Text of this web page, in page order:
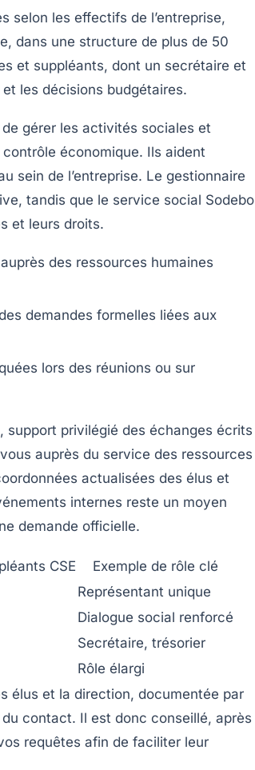
selon les effectifs de l’entreprise,
dans une structure de plus de 50
et suppléants, dont un secrétaire et
les décisions budgétaires.
gérer les activités sociales et
économique. Ils aident
sein de l’entreprise. Le gestionnaire
tandis que le service social Sodebo
et leurs droits.
des ressources humaines
demandes formelles liées aux
lors des réunions ou sur
privilégié des échanges écrits
auprès du service des ressources
actualisées des élus et
internes reste un moyen
demande officielle.
CSE
Exemple de rôle clé
Représentant unique
Dialogue social renforcé
Secrétaire, trésorier
Rôle élargi
élus et la direction, documentée par
contact. Il est donc conseillé, après
requêtes afin de faciliter leur